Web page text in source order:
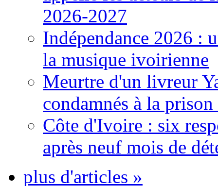
2026-2027
Indépendance 2026 :
la musique ivoirienne
Meurtre d'un livreur
condamnés à la
Côte d'Ivoire : six
après neuf mois de
plus d'articles »